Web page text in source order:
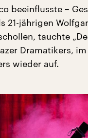
beeinflusste –
21-jährigen
tauchte
Dramatikers,
wieder auf.